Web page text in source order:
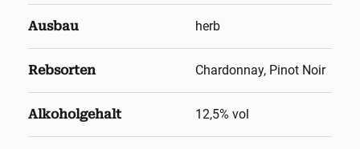
Ausbau herb
Rebsorten Chardonnay, Pinot Noir
Alkoholgehalt 12,5% vol